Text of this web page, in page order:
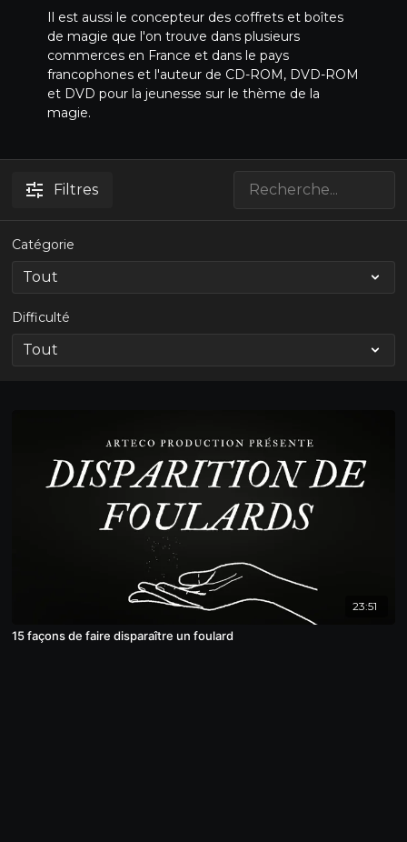
Il est aussi le concepteur des coffrets et boîtes
de magie que l'on trouve dans plusieurs
commerces en France et dans le pays
francophones et l'auteur de CD-ROM, DVD-ROM
et DVD pour la jeunesse sur le thème de la
magie.
Filtres
Catégorie
Difficulté
23:51
15 façons de faire disparaître un foulard